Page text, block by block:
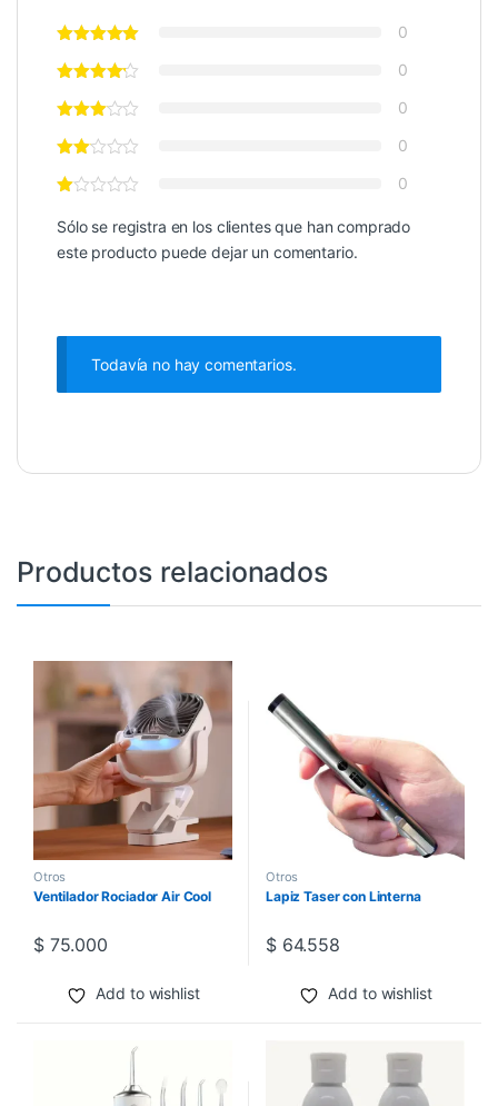
0
0
0
0
0
Sólo se registra en los clientes que han comprado
este producto puede dejar un comentario.
Todavía no hay comentarios.
Productos relacionados
Otros
Ventilador Rociador Air Cool
$75.000
Add to wishlist
Otros
Lapiz Taser con Linterna
$64.558
Add to wishlist